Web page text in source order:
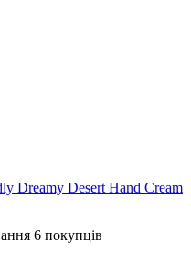
Dreamy Desert Hand Cream
6 покупців